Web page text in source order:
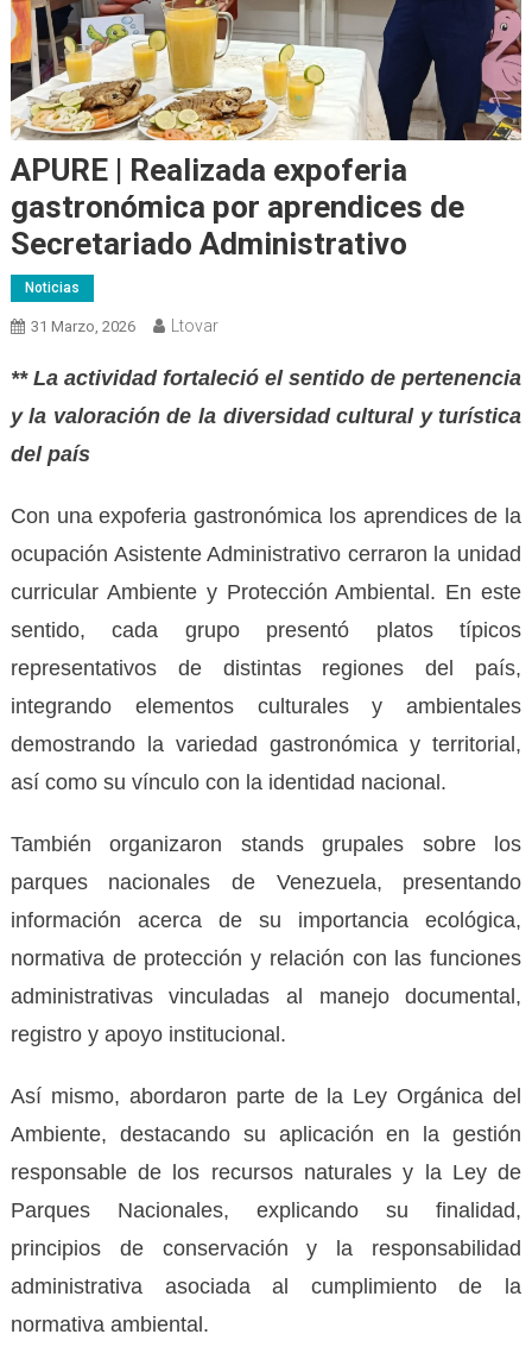
APURE | Realizada expoferia
gastronómica por aprendices de
Secretariado Administrativo
Noticias
31 Marzo, 2026 Ltovar
** La actividad fortaleció el sentido de pertenencia
y la valoración de la diversidad cultural y turística
del país
Con una expoferia gastronómica los aprendices de la
ocupación Asistente Administrativo cerraron la unidad
curricular Ambiente y Protección Ambiental. En este
sentido, cada grupo presentó platos típicos
representativos de distintas regiones del país,
integrando elementos culturales y ambientales
demostrando la variedad gastronómica y territorial,
así como su vínculo con la identidad nacional.
También organizaron stands grupales sobre los
parques nacionales de Venezuela, presentando
información acerca de su importancia ecológica,
normativa de protección y relación con las funciones
administrativas vinculadas al manejo documental,
registro y apoyo institucional.
Así mismo, abordaron parte de la Ley Orgánica del
Ambiente, destacando su aplicación en la gestión
responsable de los recursos naturales y la Ley de
Parques Nacionales, explicando su finalidad,
principios de conservación y la responsabilidad
administrativa asociada al cumplimiento de la
normativa ambiental.